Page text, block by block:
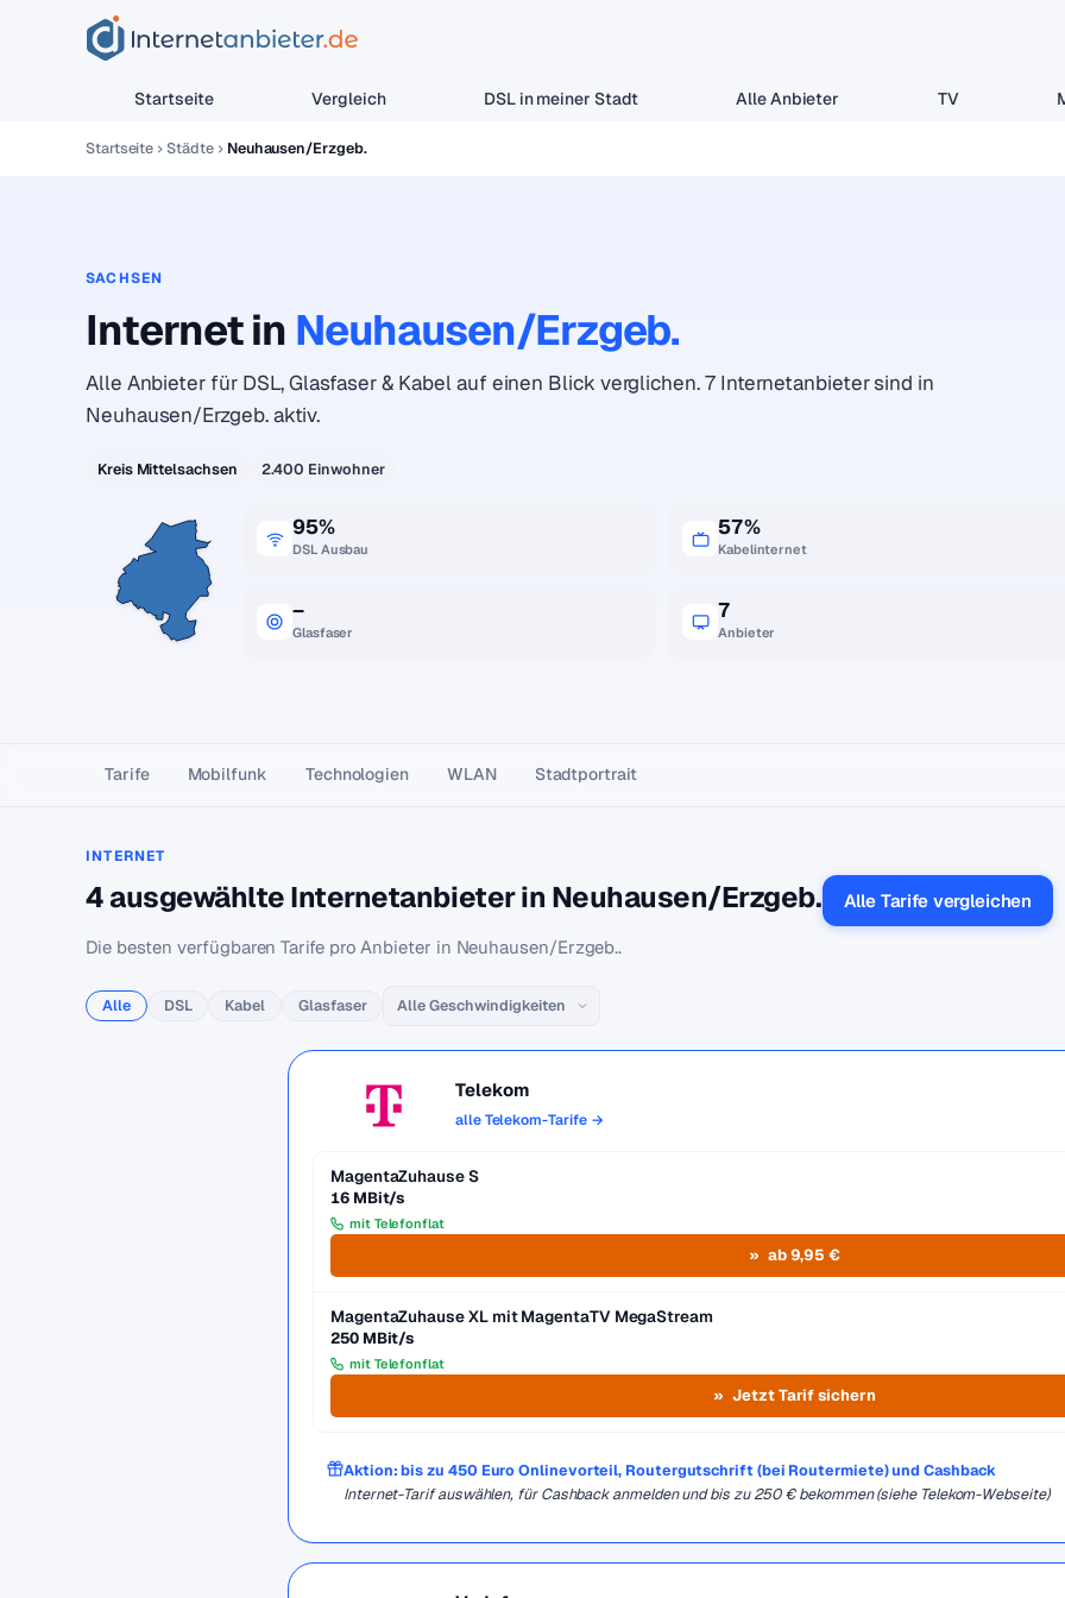
Startseite Vergleich DSL in meiner Stadt Alle Anbieter TV
Startseite Städte Neuhausen/Erzgeb.
SACHSEN
Internet in Neuhausen/Erzgeb.
Alle Anbieter für DSL, Glasfaser & Kabel auf einen Blick verglichen. 7 Internetanbieter sind in
Neuhausen/Erzgeb. aktiv.
Kreis Mittelsachsen 2.400 Einwohner
95%
DSL Ausbau
57%
Kabelinternet
–
Glasfaser
7
Anbieter
Tarife Mobilfunk Technologien WLAN Stadtportrait
INTERNET
4 ausgewählte Internetanbieter in Neuhausen/Erzgeb. Alle Tarife vergleichen
Die besten verfügbaren Tarife pro Anbieter in Neuhausen/Erzgeb..
Alle DSL Kabel Glasfaser
Telekom
alle Telekom-Tarife →
MagentaZuhause S
16 MBit/s
mit Telefonflat
ab 9,95 €
MagentaZuhause XL mit MagentaTV MegaStream
250 MBit/s
mit Telefonflat
Jetzt Tarif sichern
Aktion: bis zu 450 Euro Onlinevorteil, Routergutschrift (bei Routermiete) und Cashback
Internet-Tarif auswählen, für Cashback anmelden und bis zu 250 € bekommen (siehe Telekom-Webseite)